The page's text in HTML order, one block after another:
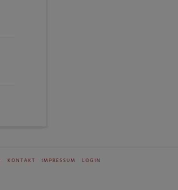
KONTAKT IMPRESSUM LOGIN